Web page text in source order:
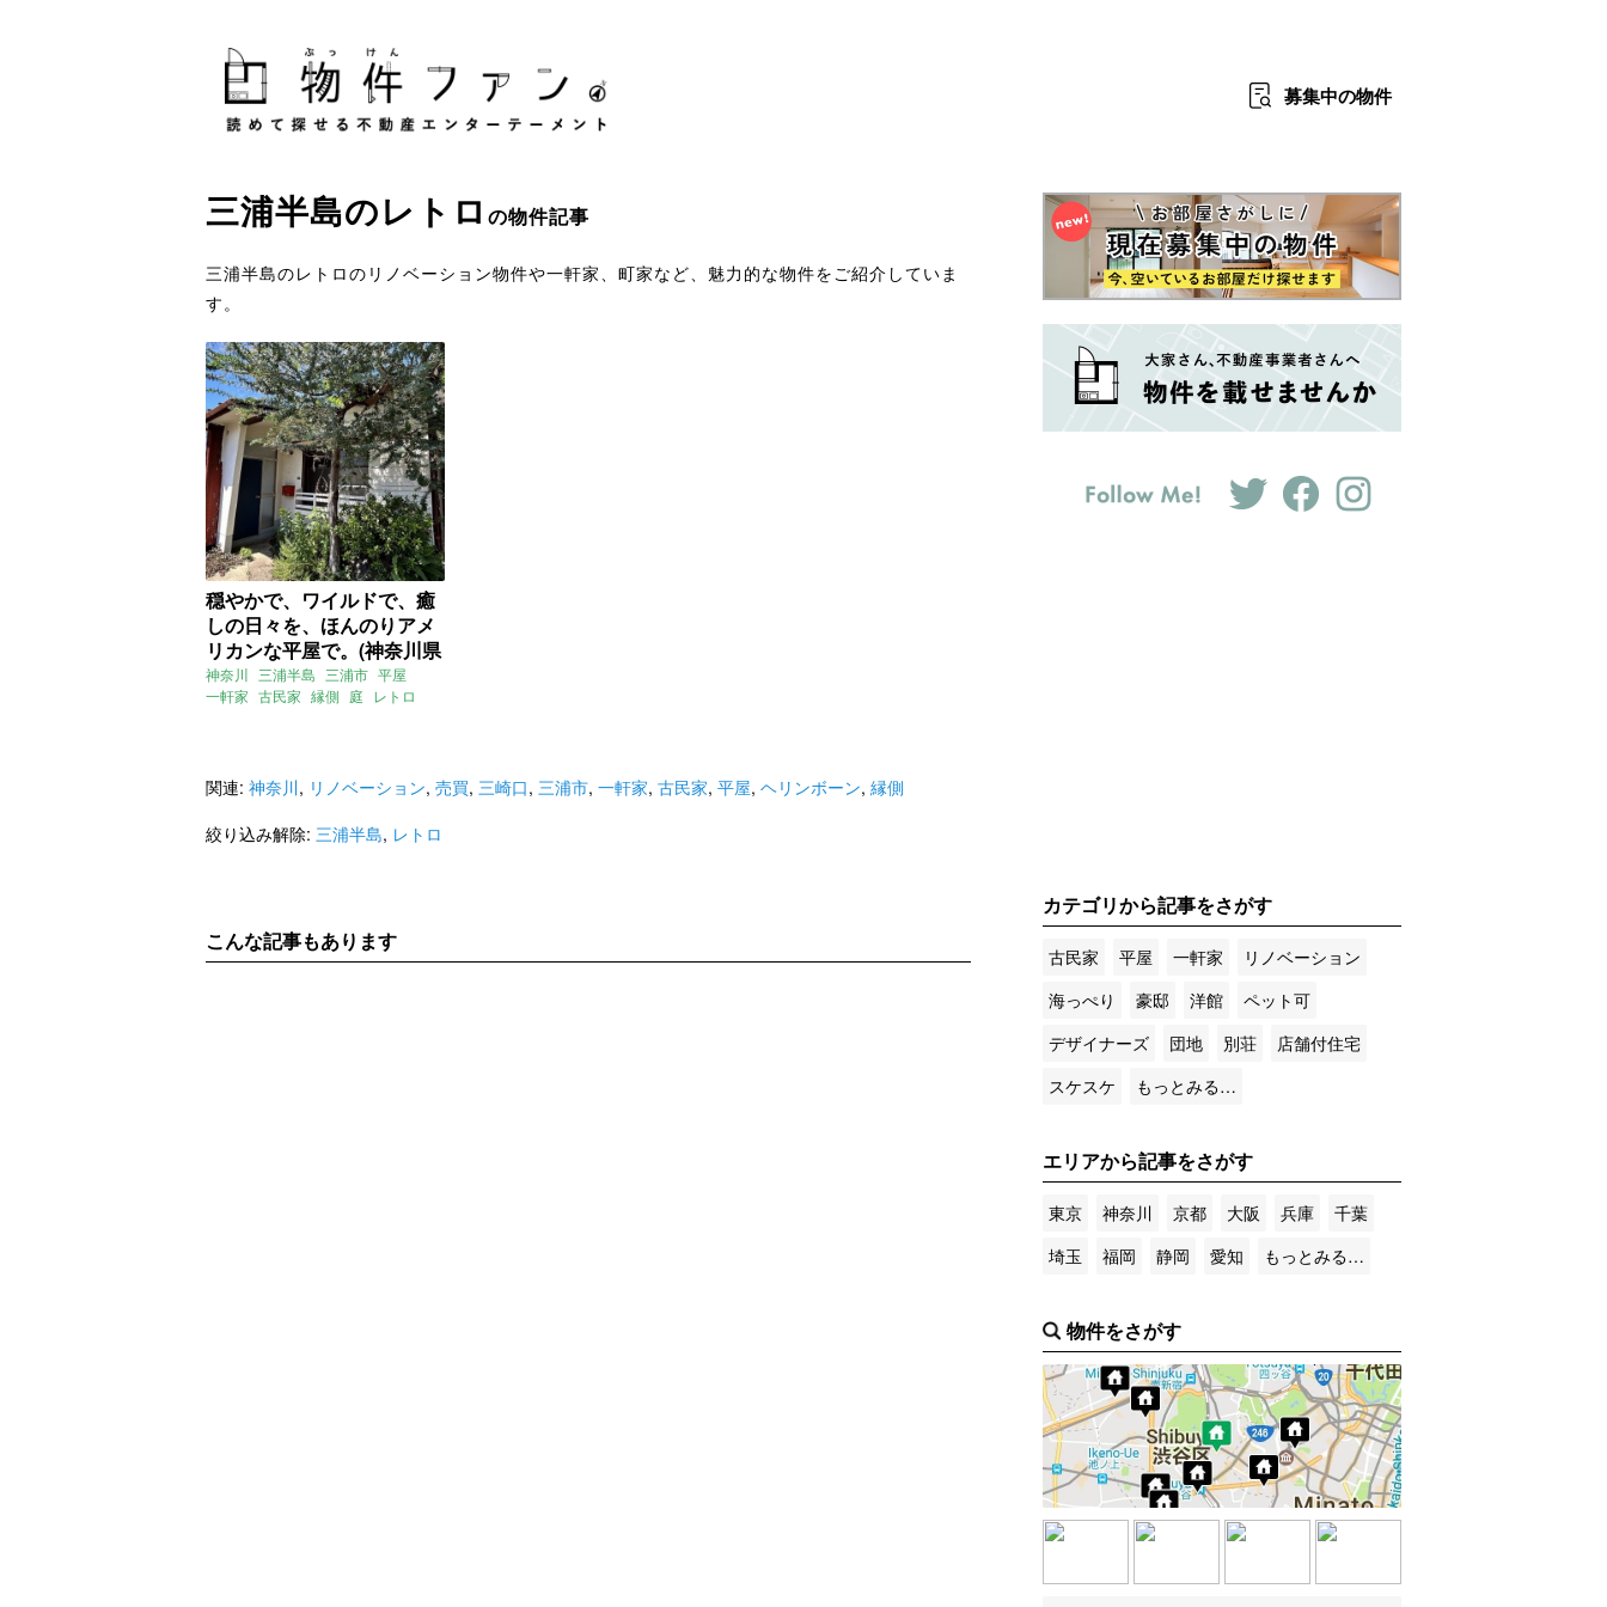
募集中の物件
三浦半島のレトロ の物件記事
三浦半島のレトロのリノベーション物件や一軒家、町家など、魅力的な物件をご紹介していま
す。
穏やかで、ワイルドで、癒
しの日々を、ほんのりアメ
リカンな平屋で。(神奈川県
三浦市55㎡の売買物件)
神奈川 三浦半島 三浦市 平屋
一軒家 古民家 縁側 庭 レトロ
関連: 神奈川, リノベーション, 売買, 三崎口, 三浦市, 一軒家, 古民家, 平屋, ヘリンボーン, 縁側
絞り込み解除: 三浦半島, レトロ
こんな記事もあります
カテゴリから記事をさがす
古民家 平屋 一軒家
リノベーション
海っぺり
豪邸 洋館
ペット可
デザイナーズ
団地 別荘
店舗付住宅
スケスケ
もっとみる…
エリアから記事をさがす
東京 神奈川 京都 大阪 兵庫
千葉
埼玉
福岡 静岡 愛知 もっとみる…
物件をさがす